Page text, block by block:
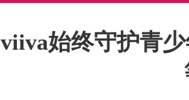
viiva始终守护青